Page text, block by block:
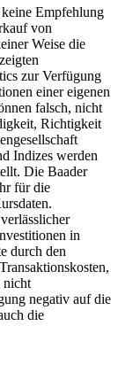
Empfehlung
von
Weise die
zur Verfügung
einer eigenen
falsch, nicht
Richtigkeit
Indizes werden
Die Baader
für die
in
durch den
nicht
negativ auf die
die